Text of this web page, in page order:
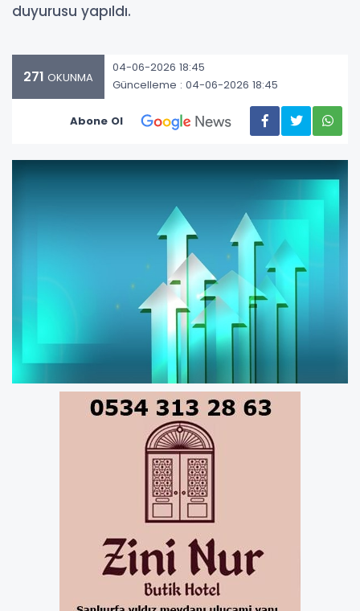
duyurusu yapıldı.
271 OKUNMA
04-06-2026 18:45
Güncelleme : 04-06-2026 18:45
Abone Ol